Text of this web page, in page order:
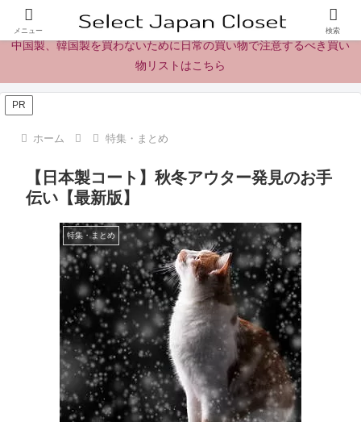
日本製の商品、製品、食品レビューとニュース
中国製、韓国製を買わないために日常の買い物で注意するべき買い
物リストはこちら
PR
ホーム 特集・まとめ
【日本製コート】秋冬アウター発見のお手
伝い【最新版】
特集・まとめ
メニュー 検索